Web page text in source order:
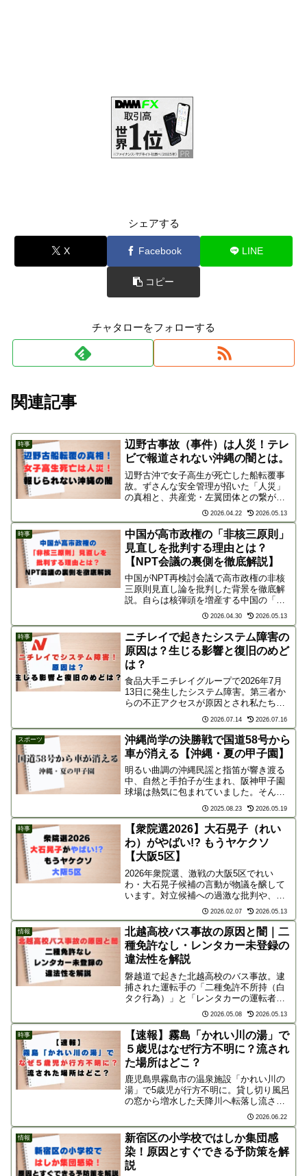
シェアする
X Facebook LINE
コピー
チャタローをフォローする
関連記事
時事
辺野古事故（事件）は人災！テレ
ビで報道されない沖縄の闇とは。
辺野古沖で女子高生が死亡した船転覆事
故。ずさんな安全管理が招いた「人災」
の真相と、共産党・左翼団体との繋が
り、そしてメディアがこの事件を報じな
い驚きの理由を徹底解説。亡くなった生
徒の無念と沖縄の闇を、ブログで広く世
間に伝えます。
2026.04.22 2026.05.13
時事
中国が高市政権の「非核三原則」
見直しを批判する理由とは？
【NPT会議の裏側を徹底解説】
中国がNPT再検討会議で高市政権の非核
三原則見直し論を批判した背景を徹底解
説。自らは核弾頭を増産する中国の「論
点ずらし」の狙いと脅威、そして日本の
「核共有」議論に対するネットの反応を
わかりやすくまとめました。今後の日本
の安全保障を考えます。
2026.04.30 2026.05.13
時事
ニチレイで起きたシステム障害の
原因は？生じる影響と復旧のめど
は？
食品大手ニチレイグループで2026年7月
13日に発生したシステム障害。第三者か
らの不正アクセスが原因とされ私たちの
生活に身近な冷凍食品の出荷や物流網に
大きな影響が出始めています。「一体何
が起きたのか？」「お気に入りの冷凍食
品は買えなくなるの...
2026.07.14 2026.07.16
スポーツ
沖縄尚学の決勝戦で国道58号から
車が消える【沖縄・夏の甲子園】
明るい曲調の沖縄民謡と指笛が響き渡る
中、自然と手拍子が生まれ、阪神甲子園
球場は熱気に包まれていました。そんな
大声援を背に、沖縄尚学が夏の甲子園で
初の決勝戦が開催された日、沖縄の主要
道路である国道58号線から車が消えると
いう驚きの現象が話題と...
2025.08.23 2026.05.19
時事
【衆院選2026】大石晃子（れい
わ）がやばい!? もうヤケクソ
【大阪5区】
2026年衆院選、激戦の大阪5区でれい
わ・大石晃子候補の言動が物議を醸して
います。対立候補への過激な批判や、山
本太郎氏の議員辞職に伴う孤立無援の戦
い。「ヤケクソ」と自認する捨て身の戦
術に、冷ややかな世間の反応や現場の状
況を詳しく解説します。
2026.02.07 2026.05.13
情報
北越高校バス事故の原因と闇｜二
種免許なし・レンタカー未登録の
違法性を解説
磐越道で起きた北越高校のバス事故。逮
捕された運転手の「二種免許不所持（白
タク行為）」と「レンタカーの運転者未
登録」という2つの重大な問題点を徹底解
説。ネットの声も交えながら、コスト削
減を重視しすぎた部活動遠征の危険性と
課題に迫ります。
2026.05.08 2026.05.13
時事
【速報】霧島「かれい川の湯」で
５歳児はなぜ行方不明に？流され
た場所はどこ？
鹿児島県霧島市の温泉施設「かれい川の
湯」で5歳児が行方不明に。貸し切り風呂
の窓から増水した天降川へ転落し流され
た可能性が高まっています。事故の詳し
い経緯や浴室の構造、場所、現在の捜索
状況を解説。
2026.06.22
情報
新宿区の小学校ではしか集団感
染！原因とすぐできる予防策を解
説